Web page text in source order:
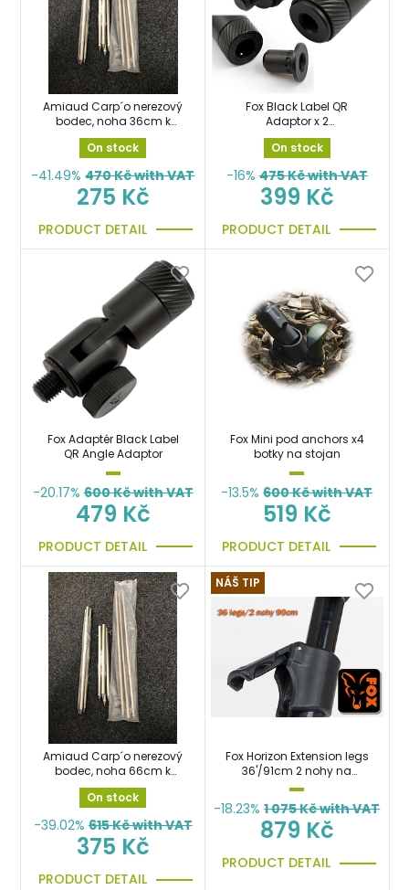
Amiaud Carp´o nerezový
bodec, noha 36cm k
deštníkům, stojanům
On stock
-41.49% 470Kč with VAT
275 Kč
PRODUCT DETAIL
Fox Black Label QR
Adaptor x 2
rychlovýměnný adaptér
2ks
On stock
-16% 475Kč with VAT
399 Kč
PRODUCT DETAIL
Fox Adaptér Black Label
QR Angle Adaptor
-20.17% 600Kč with VAT
479 Kč
PRODUCT DETAIL
Fox Mini pod anchors x4
botky na stojan
-13.5% 600Kč with VAT
519 Kč
PRODUCT DETAIL
Amiaud Carp´o nerezový
bodec, noha 66cm k
deštníkům, stojanům
On stock
-39.02% 615Kč with VAT
375 Kč
PRODUCT DETAIL
NÁŠ TIP
Fox Horizon Extension legs
36'/91cm 2 nohy na
zvýšení stojanu
-18.23% 1 075Kč with VAT
879 Kč
PRODUCT DETAIL